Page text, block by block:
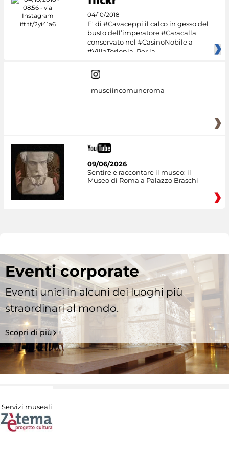
04/10/2018
E' di #Cavaceppi il calco in gesso del
busto dell’imperatore #Caracalla
conservato nel #CasinoNobile a
#VillaTorlonia. Per la
museiincomuneroma
09/06/2026
Sentire e raccontare il museo: il
Museo di Roma a Palazzo Braschi
Eventi corporate
Eventi unici in alcuni dei luoghi più
straordinari al mondo.
Scopri di più
Servizi museali